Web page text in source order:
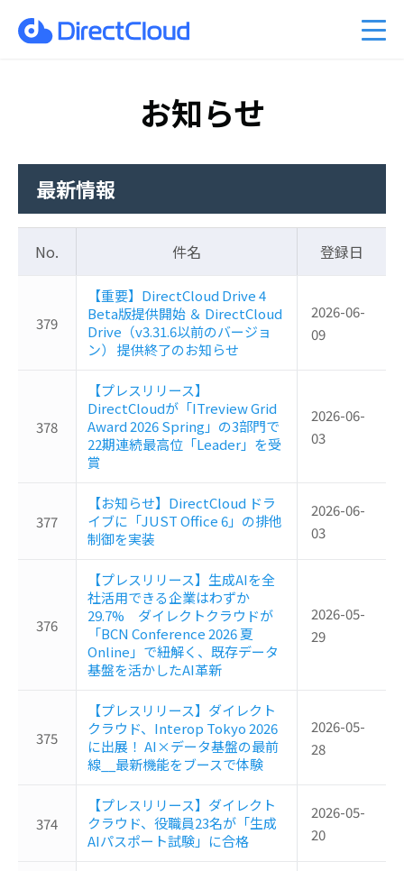
のクラウド移行 ファイル共有・コラボレーション
Business 料金プラン DirectCloud AIの料金プラン
ント情報
あるご質問
お知らせ
最新情報
No. 件名 登録日
379
【重要】DirectCloud Drive 4
Beta版提供開始 ＆ DirectCloud
Drive（v3.31.6以前のバージョ
ン） 提供終了のお知らせ
2026-06-
09
378
【プレスリリース】
DirectCloudが「ITreview Grid
Award 2026 Spring」の3部門で
22期連続最高位「Leader」を受
賞
2026-06-
03
377
【お知らせ】DirectCloud ドラ
イブに「JUST Office 6」の排他
制御を実装
2026-06-
03
376
【プレスリリース】生成AIを全
社活用できる企業はわずか
29.7% ダイレクトクラウドが
「BCN Conference 2026 夏
Online」で紐解く、既存データ
基盤を活かしたAI革新
2026-05-
29
375
【プレスリリース】ダイレクト
クラウド、Interop Tokyo 2026
に出展！ AI×データ基盤の最前
線__最新機能をブースで体験
2026-05-
28
374
【プレスリリース】ダイレクト
クラウド、役職員23名が「生成
AIパスポート試験」に合格
2026-05-
20